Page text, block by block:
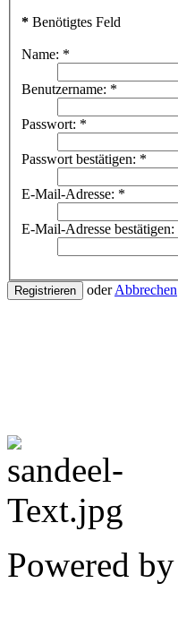
* Benötigtes Feld
Name: *
Benutzername: *
Passwort: *
Passwort bestätigen: *
E-Mail-Adresse: *
E-Mail-Adresse bestätigen:
Registrieren oderAbbrechen
Powered by